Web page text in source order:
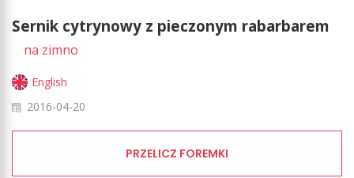
LŻEJSZE / ZDROWSZE INNE
Sernik cytrynowy z pieczonym rabarbarem
na zimno
English
2016-04-20
PRZELICZ FOREMKI